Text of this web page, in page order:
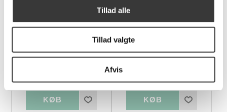
Tillad alle
Tillad valgte
Afvis
Uyuni Silikone caps, 4
Uyuni LED bloklys,